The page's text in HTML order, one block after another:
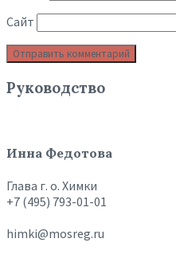
Сайт
Руководство
Инна Федотова
Глава г. о. Химки
+7 (495) 793-01-01
himki@mosreg.ru